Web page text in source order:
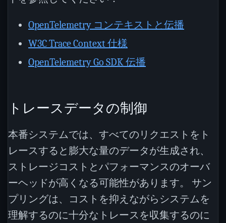
OpenTelemetry コンテキストと伝播
W3C Trace Context 仕様
OpenTelemetry Go SDK 伝播
トレースデータの制御
本番システムでは、すべてのリクエストをト
レースすると膨大な量のデータが生成され、
ストレージコストとパフォーマンスのオーバ
ーヘッドが高くなる可能性があります。 サン
プリングは、コストを抑えながらシステムを
理解するのに十分なトレースを収集するのに